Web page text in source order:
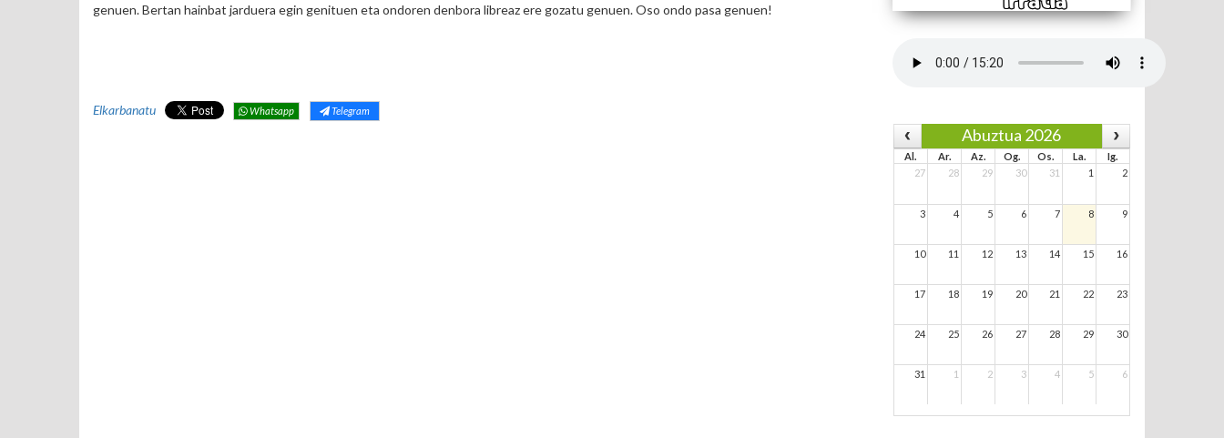
genuen. Bertan hainbat jarduera egin genituen eta ondoren denbora libreaz ere gozatu genuen. Oso ondo pasa genuen!
Elkarbanatu Whatsapp Telegram
Abuztua 2026
Al. Ar. Az. Og. Os. La.
Ig.
27
28 29 30 31 1 2
3 4 5 6 7 8 9
10 11 12 13 14 15 16
17 18 19 20 21 22 23
24 25 26 27 28 29 30
31 1 2 3 4 5 6